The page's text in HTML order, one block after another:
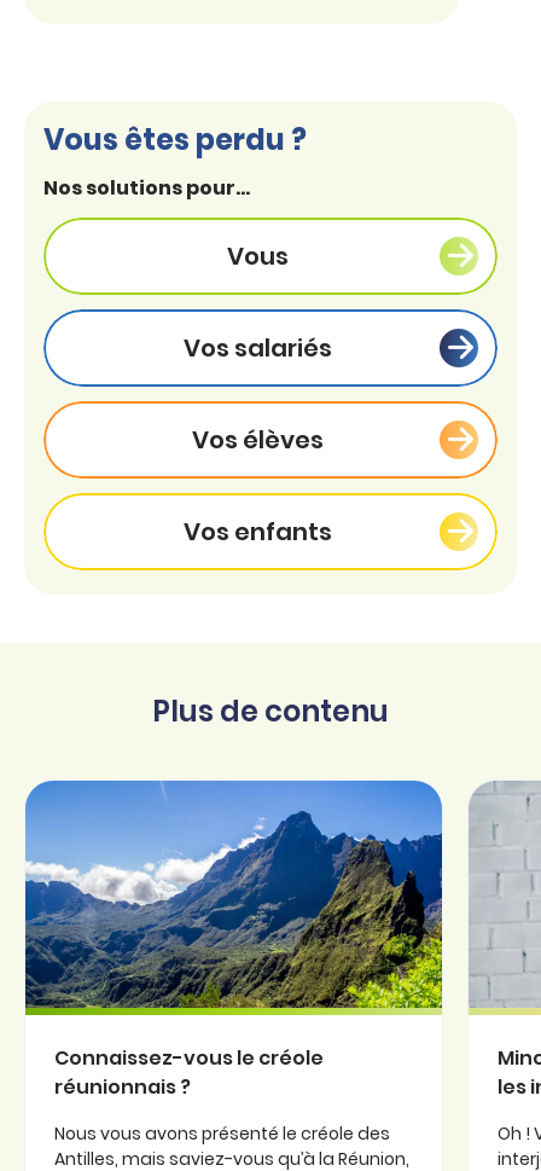
Vous êtes perdu ?
Nos solutions pour...
Vous
Vos salariés
Vos élèves
Vos enfants
Plus de contenu
Connaissez-vous le créole
réunionnais ?
Nous vous avons présenté le créole des
Antilles, mais saviez-vous qu’à la Réunion,
les
Oh !